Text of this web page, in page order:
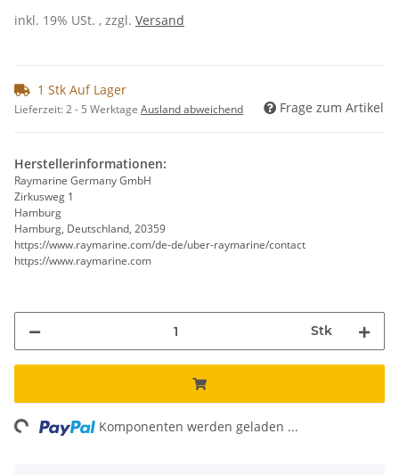
inkl. 19% USt. , zzgl. Versand
1 Stk Auf Lager
Lieferzeit:2 - 5 Werktage Ausland abweichend Frage zum Artikel
Herstellerinformationen:
Raymarine Germany GmbH
Zirkusweg 1
Hamburg
Hamburg, Deutschland, 20359
https://www.raymarine.com/de-de/uber-raymarine/contact
https://www.raymarine.com
Stk
Komponenten werden geladen ...